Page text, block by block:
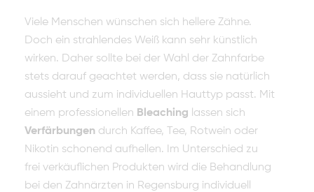
Viele Menschen wünschen sich hellere Zähne.
Doch ein strahlendes Weiß kann sehr künstlich
wirken. Daher sollte bei der Wahl der Zahnfarbe
stets darauf geachtet werden, dass sie natürlich
aussieht und zum individuellen Hauttyp passt. Mit
einem professionellen Bleaching lassen sich
Verfärbungen durch Kaffee, Tee, Rotwein oder
Nikotin schonend aufhellen. Im Unterschied zu
frei verkäuflichen Produkten wird die Behandlung
bei den Zahnärzten in Regensburg individuell